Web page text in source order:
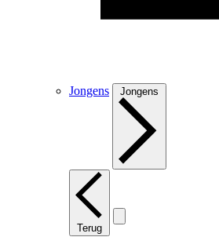
Jongens Jongens
Terug